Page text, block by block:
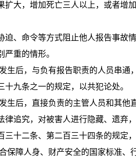
扩大，增加死亡三人以上，或者
迫、命令等方式阻止他人报告事故
严重的情形。
生后，与负有报告职责的人员串
十九条之一的规定，以共犯论处。
生后，直接负责的主管人员和其
律追究，对被害人进行隐藏、遗弃
三十二条、第二百三十四条的规定
保障人身、财产安全的国家标准